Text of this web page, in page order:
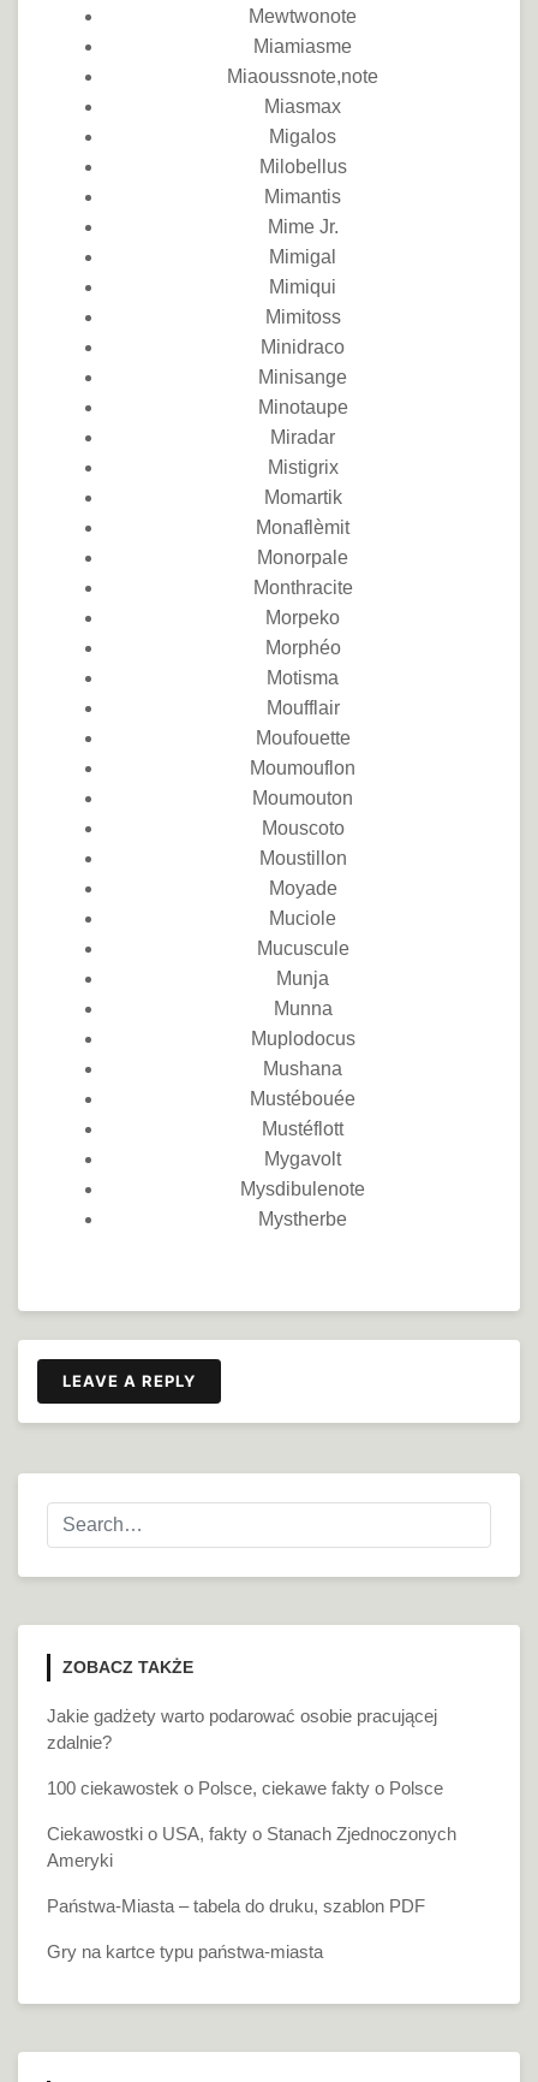
Mewtwonote
Miamiasme
Miaoussnote,note
Miasmax
Migalos
Milobellus
Mimantis
Mime Jr.
Mimigal
Mimiqui
Mimitoss
Minidraco
Minisange
Minotaupe
Miradar
Mistigrix
Momartik
Monaflèmit
Monorpale
Monthracite
Morpeko
Morphéo
Motisma
Moufflair
Moufouette
Moumouflon
Moumouton
Mouscoto
Moustillon
Moyade
Muciole
Mucuscule
Munja
Munna
Muplodocus
Mushana
Mustébouée
Mustéflott
Mygavolt
Mysdibulenote
Mystherbe
LEAVE A REPLY
ZOBACZ TAKŻE
Jakie gadżety warto podarować osobie pracującej
zdalnie?
100 ciekawostek o Polsce, ciekawe fakty o Polsce
Ciekawostki o USA, fakty o Stanach Zjednoczonych
Ameryki
Państwa-Miasta – tabela do druku, szablon PDF
Gry na kartce typu państwa-miasta